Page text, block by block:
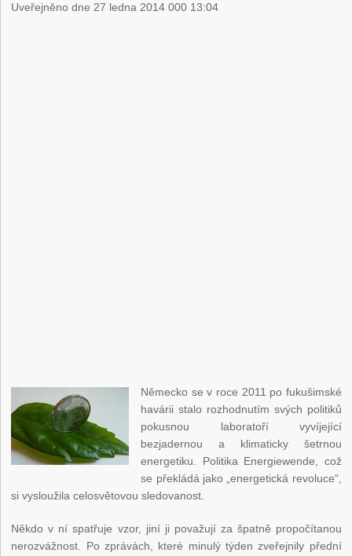
Uveřejněno dne 27 ledna 2014 000 13:04
Německo se v roce 2011 po fukušimské
havárii stalo rozhodnutím svých politiků
pokusnou laboratoří vyvíjející
bezjadernou a klimaticky šetrnou
energetiku. Politika Energiewende, což
se překládá jako „energetická revoluce“,
si vysloužila celosvětovou sledovanost.
Někdo v ní spatřuje vzor, jiní ji považují za špatně propočítanou
nerozvážnost. Po zprávách, které minulý týden zveřejnily přední